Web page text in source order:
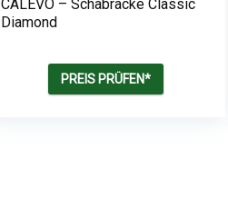
CALEVO – Schabracke Classic
Diamond
PREIS PRÜFEN*